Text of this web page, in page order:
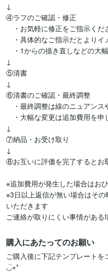
↓
④ラフのご確認・修正
・お気軽に修正をご指示く
・具体的なご指示だとより
・1からの描き直しなどの大
↓
⑤清書
↓
⑥清書のご確認・最終調整
・最終調整は線のニュアンス
・大幅な変更は追加費用を申
↓
⑦納品・お受け取り
↓
⑧お互いに評価を完了するとお
※追加費用が発生した場合はお
※3日以上返信が無い場合はそ
いただきます
ご連絡が取りにくい事情があ
購入にあたってのお願い
ご購入後に下記テンプレート
◡̈⋆*